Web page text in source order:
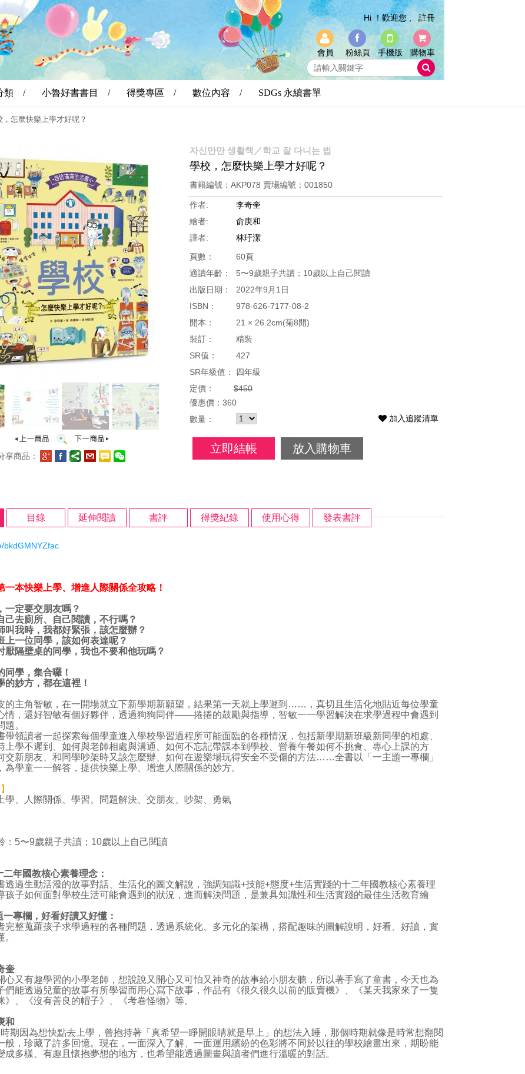
Hi ！歡迎您 , 註冊
會員 粉絲頁 手機版 購物車
類 / 小魯好書書目 / 得獎專區 / 數位內容 / SDGs 永續書單
，怎麼快樂上學才好呢？
享商品：
자신만만 생활책／학교 잘 다니는 법
學校，怎麼快樂上學才好呢？
書籍編號：AKP078 賣場編號：001850
作者:
李奇奎
繪者:
俞庚和
譯者:
林玗潔
頁數：
60頁
適讀年齡：
5〜9歲親子共讀；10歲以上自己閱讀
出版日期：
2022年9月1日
ISBN：
978-626-7177-08-2
開本：
21 × 26.2cm(菊8開)
裝訂：
精裝
SR值：
427
SR年級值：
四年級
定價：
$450
優惠價： 360
數量：
加入追蹤清單
立即結帳 放入購物車
目錄 延伸閱讀 書評 得獎紀錄 使用心得 發表書評
bkdGMNYZfac
本快樂上學、增進人際關係全攻略！
一定要交朋友嗎？
己去廁所、自己閱讀，不行嗎？
叫我時，我都好緊張，該怎麼辦？
上一位同學，該如何表達呢？
厭隔壁桌的同學，我也不要和他玩嗎？
同學，集合囉！
的妙方，都在這裡！
主角智敏，在一開場就立下新學期新願望，結果第一天就上學遲到……，真切且生活化地貼近每位學童
情，還好智敏有個好夥伴，透過狗狗同伴——捲捲的鼓勵與指導，智敏一一學習解決在求學過程中會遇到
題。
讀者一起探索每個學童進入學校學習過程所可能面臨的各種情況，包括新學期新班級新同學的相處、
上學不遲到、如何與老師相處與溝通、如何不忘記帶課本到學校、營養午餐如何不挑食、專心上課的方
交新朋友、和同學吵架時又該怎麼辦、如何在遊樂場玩得安全不受傷的方法……全書以「一主題一專欄」
為學童一一解答，提供快樂上學、增進人際關係的妙方。
學、人際關係、學習、問題解決、交朋友、吵架、勇氣
：5〜9歲親子共讀；10歲以上自己閱讀
二年國教核心素養理念：
生動活潑的故事對話、生活化的圖文解說，強調知識+技能+態度+生活實踐的十二年國教核心素養理
孩子如何面對學校生活可能會遇到的狀況，進而解決問題，是兼具知識性和生活實踐的最佳生活教育繪
一專欄，好看好讀又好懂：
蒐羅孩子求學過程的各種問題，透過系統化、多元化的架構，搭配趣味的圖解說明，好看、好讀，實
奎
又有趣學習的小學老師，想說說又開心又可怕又神奇的故事給小朋友聽，所以著手寫了童書，今天也為
們能透過兒童的故事有所學習而用心寫下故事，作品有《很久很久以前的販賣機》、《某天我家來了一隻
》、《沒有善良的帽子》、《考卷怪物》等。
和
因為想快點去上學，曾抱持著「真希望一睜開眼睛就是早上」的想法入睡，那個時期就像是時常想翻閱
般，珍藏了許多回憶。現在，一面深入了解、一面運用繽紛的色彩將不同於以往的學校繪畫出來，期盼能
成多樣、有趣且懷抱夢想的地方，也希望能透過圖畫與讀者們進行溫暖的對話。